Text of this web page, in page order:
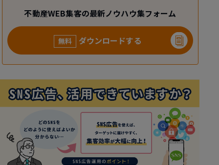
不動産WEB集客の最新ノウハウ集フォーム
無料 ダウンロードする